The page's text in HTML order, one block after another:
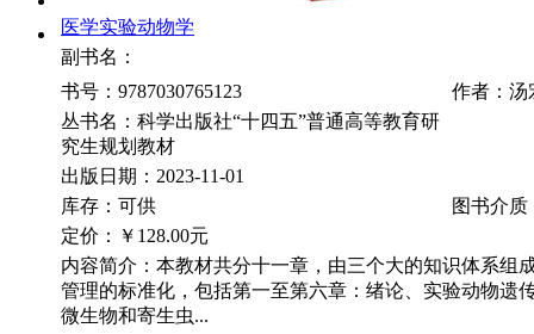
医学实验动物学
副书名：
书号：9787030765123
作者：汤
丛书名：科学出版社“十四五”普通高等教育研
究生规划教材
出版日期：2023-11-01
库存：可供
图书介质
定价：
￥128.00元
内容简介：本教材共分十一章，由三个大的知识体系组
管理的标准化，包括第一至第六章：绪论、实验动物遗
微生物和寄生虫...